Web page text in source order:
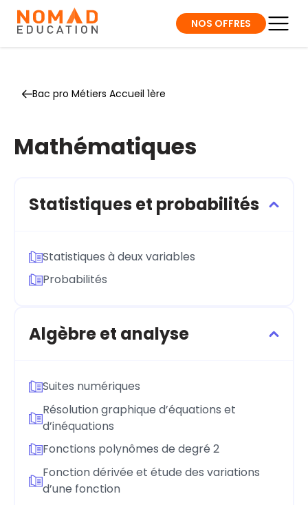
NOS OFFRES
Bac pro Métiers Accueil 1ère
Mathématiques
Statistiques et probabilités
Statistiques à deux variables
Probabilités
Algèbre et analyse
Suites numériques
Résolution graphique d’équations et
d’inéquations
Fonctions polynômes de degré 2
Fonction dérivée et étude des variations
d’une fonction